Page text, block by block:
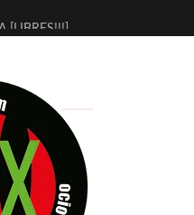
[LIBRES!!!]
CLAUDIO TOLCACHIR
DEL TOMATAZO